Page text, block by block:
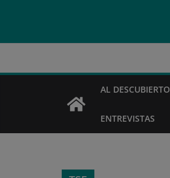
AL DESCUBIERTO
ENTREVISTAS